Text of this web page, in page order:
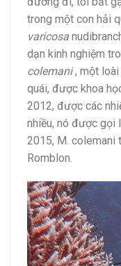
trong một con hải
varicosa
dạn kinh nghiệm
colemani, một loài
quái, được khoa
2012, được các
nhiều, nó được gọi
2015, M. colemani
Romblon.